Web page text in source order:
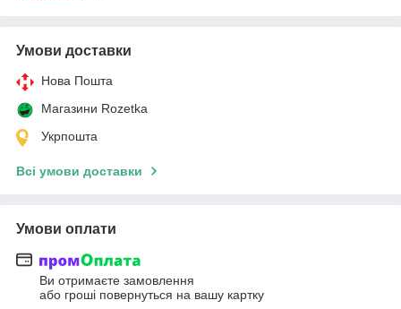
Умови доставки
Нова Пошта
Магазини Rozetka
Укрпошта
Всі умови доставки
Умови оплати
Ви отримаєте замовлення
або гроші повернуться на вашу картку